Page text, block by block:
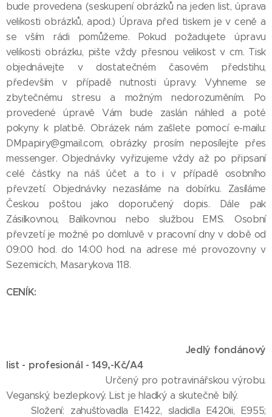
bude provedena (seskupení obrázků na jeden list, úprava
velikosti obrázků, apod.) Úprava před tiskem je v ceně a
se vším rádi pomůžeme. Pokud požadujete úpravu
velikosti obrázku, pište vždy přesnou velikost v cm. Tisk
objednávejte v dostatečném časovém předstihu,
především v případě nutnosti úpravy. Vyhneme se
zbytečnému stresu a možným nedorozuměním. Po
provedené úpravě Vám bude zaslán náhled a poté
pokyny k platbě. Obrázek nám zašlete pomocí e-mailu:
DMpapiry@gmail.com, obrázky prosím neposílejte přes
messenger. Objednávky vyřizujeme vždy až po připsaní
celé částky na náš účet a to i v případě osobního
převzetí. Objednávky nezasíláme na dobírku. Zasíláme
Českou poštou jako doporučený dopis. Dále pak
Zásilkovnou, Balíkovnou nebo službou EMS. Osobní
převzetí je možné po domluvě v pracovní dny v době od
09:00 hod. do 14:00 hod. na adrese mé provozovny v
Sezemicích, Masarykova 118.
CENÍK:
Jedlý fondánový
list - profesionál - 149,-Kč/A4
Určený pro potravinářskou výrobu.
Veganský, bezlepkový. List je hladký a skutečně bílý.
Složení: zahušťovadla E1422, sladidla E420ii, E955;